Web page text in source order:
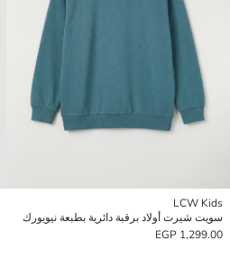
LCW Kids
سويت شيرت أولاد برقبة دائرية بطبعة نيويورك
1,299.00 EGP